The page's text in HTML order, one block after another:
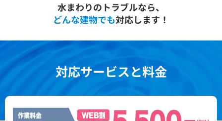
水まわりのトラブルなら、
どんな建物でも対応します！
対応サービスと料金